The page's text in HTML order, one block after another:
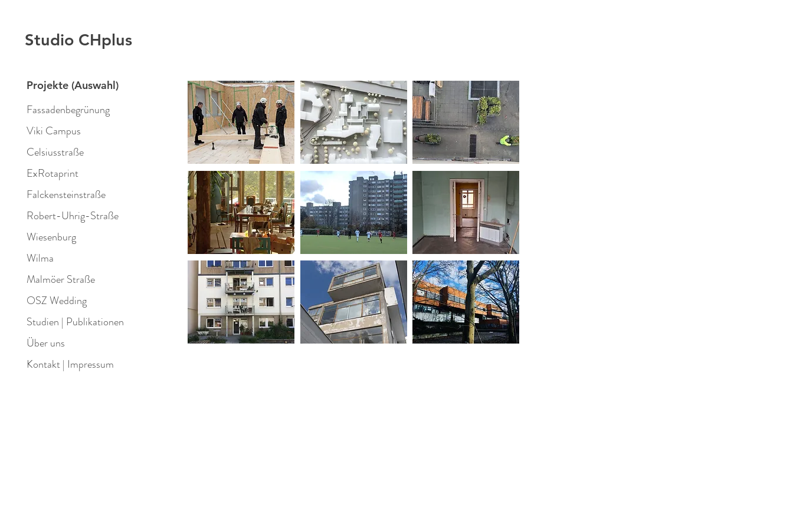
Studio CHplus
Projekte (Auswahl)
Fassadenbegrünung
Viki Campus
Celsiusstraße
ExRotaprint
Falckensteinstraße
Robert-Uhrig-Straße
Wiesenburg
Wilma
Malmöer Straße
OSZ Wedding
Studien | Publikationen
Über uns
Kontakt | Impressum